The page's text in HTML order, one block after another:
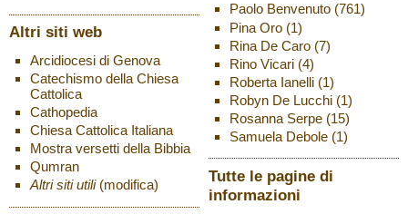
Altri siti web
Arcidiocesi di Genova
Catechismo della Chiesa
Cattolica
Cathopedia
Chiesa Cattolica Italiana
Mostra versetti della Bibbia
Qumran
Altri siti utili (modifica)
Paolo Benvenuto(761)
Pina Oro(1)
Rina De Caro(7)
Rino Vicari(4)
Roberta Ianelli(1)
Robyn De Lucchi(1)
Rosanna Serpe(15)
Samuela Debole(1)
Tutte le pagine di
informazioni